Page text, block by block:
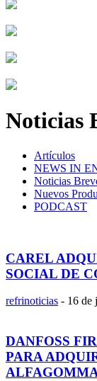
Noticias
Artículos
NEWS IN
Noticias
Nuevos
PODCAST
CAREL
SOCIAL DE
refrinoticias - 16 de
DANFOSS
PARA